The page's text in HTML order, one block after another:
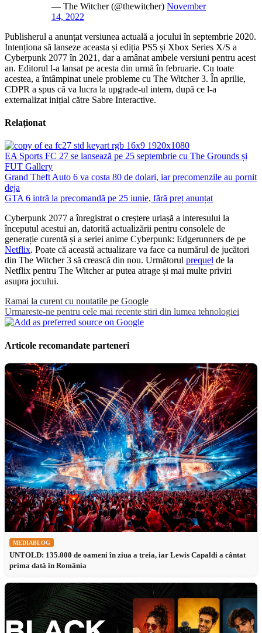
— The Witcher (@thewitcher) November
14, 2022
Publisherul a anunțat versiunea actuală a jocului în septembrie 2020.
Intenționa să lanseze aceasta și ediția PS5 și Xbox Series X/S a
Cyberpunk 2077 în 2021, dar a amânat ambele versiuni pentru acest
an. Editorul l-a lansat pe acesta din urmă în februarie. Cu toate
acestea, a întâmpinat unele probleme cu The Witcher 3. În aprilie,
CDPR a spus că va lucra la upgrade-ul intern, după ce l-a
externalizat inițial către Sabre Interactive.
Relaționat
EA Sports FC 27 se lansează pe 25 septembrie cu The Grounds și
FUT Gallery
Grand Theft Auto 6 va costa 80 de dolari, iar precomenzile au pornit
deja
GTA 6 intră la precomandă pe 25 iunie, fără preț anunțat
Cyberpunk 2077 a înregistrat o creștere uriașă a interesului la
începutul acestui an, datorită actualizării pentru consolele de
generație curentă și a seriei anime Cyberpunk: Edgerunners de pe
Netflix. Poate că această actualizare va face ca numărul de jucători
din The Witcher 3 să crească din nou. Următorul prequel de la
Netflix pentru The Witcher ar putea atrage și mai multe priviri
asupra jocului.
Ramai la curent cu noutatile pe Google
Urmareste-ne pentru cele mai recente stiri din lumea tehnologiei
Articole recomandate parteneri
MEDIABLOG
UNTOLD: 135.000 de oameni în ziua a treia, iar Lewis Capaldi a cântat
prima dată în România